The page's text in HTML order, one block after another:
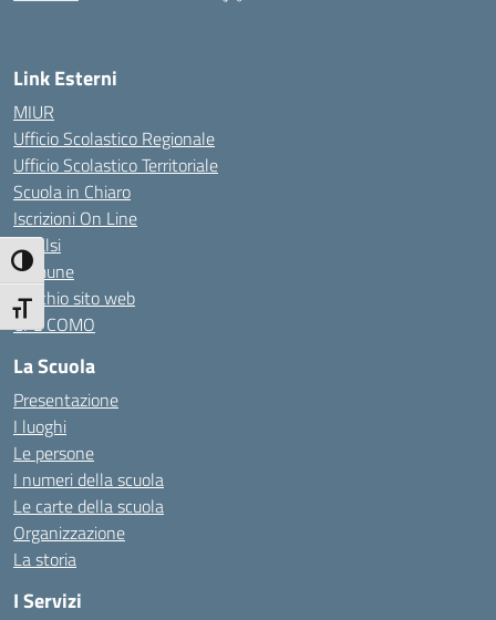
Attiva/disattiva alto contrasto
Attiva/disattiva dimensione testo
Link Esterni
MIUR
Ufficio Scolastico Regionale
Ufficio Scolastico Territoriale
Scuola in Chiaro
Iscrizioni On Line
Invalsi
Comune
Vecchio sito web
CPL COMO
La Scuola
Presentazione
I luoghi
Le persone
I numeri della scuola
Le carte della scuola
Organizzazione
La storia
I Servizi